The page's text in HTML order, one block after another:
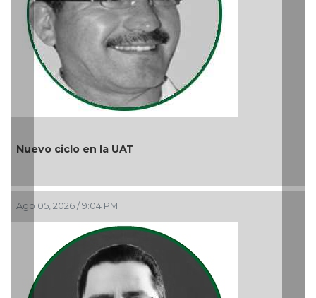
en la UAT
/ 9:04 PM